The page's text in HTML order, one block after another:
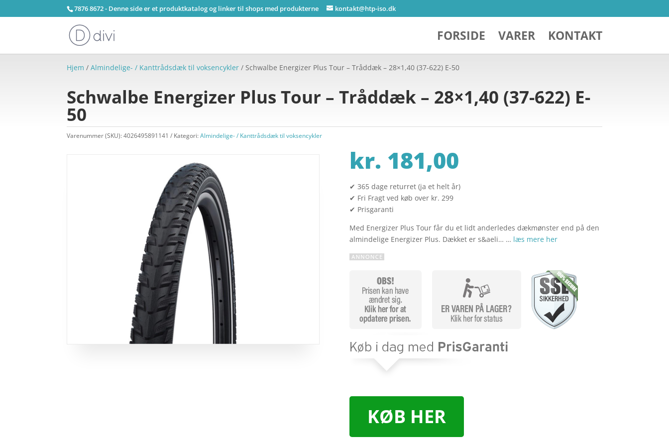
7876 8672 - Denne side er et produktkatalog og linker til shops med produkterne kontakt@htp-iso.dk
FORSIDE VARER KONTAKT
Hjem /Almindelige- / Kanttrådsdæk til voksencykler / Schwalbe Energizer Plus Tour – Tråddæk – 28×1,40 (37-622) E-50
Schwalbe Energizer Plus Tour – Tråddæk – 28×1,40 (37-622) E-
50
Varenummer (SKU):4026495891141 Kategori:Almindelige- / Kanttrådsdæk til voksencykler
kr. 181,00
✔ 365 dage returret (ja et helt år)
✔ Fri Fragt ved køb over kr. 299
✔ Prisgaranti
Med Energizer Plus Tour får du et lidt anderledes dækmønster end på den
almindelige Energizer Plus. Dækket er s&aeli… … læs mere her
KØB HER